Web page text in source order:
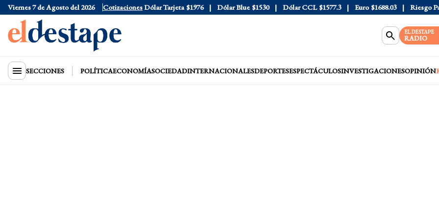
Viernes 7 de Agosto del 2026 Cotizaciones
Dólar Oficial $1520 Dólar Tarjeta $1976 Dólar Blue $1530 Dólar CCL $1577.3 Euro $1688.03 Riesgo País
EL DESTAPE
RADIO
SECCIONES POLÍTICAECONOMÍASOCIEDADINTERNACIONALESDEPORTESESPECTÁCULOSINVESTIGACIONESOPINIÓN